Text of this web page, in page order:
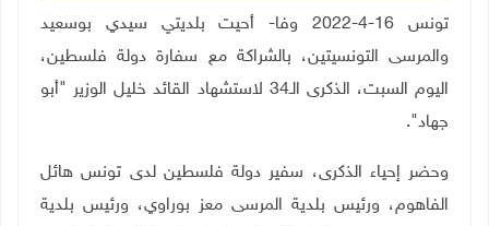
تونس 16-4-2022 وفا- أحيت بلديتي سيدي بوسعيد
والمرسى التونسيتين، بالشراكة مع سفارة دولة فلسطين،
اليوم السبت، الذكرى الـ34 لاستشهاد القائد خليل الوزير "أبو
جهاد".
وحضر إحياء الذكرى، سفير دولة فلسطين لدى تونس هائل
الفاهوم، ورئيس بلدية المرسى معز بوراوي، ورئيس بلدية